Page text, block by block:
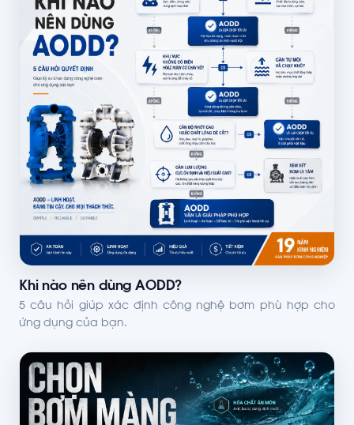
Khi nào nên dùng AODD?
5 câu hỏi giúp xác định công nghệ bơm phù hợp cho
ứng dụng của bạn.